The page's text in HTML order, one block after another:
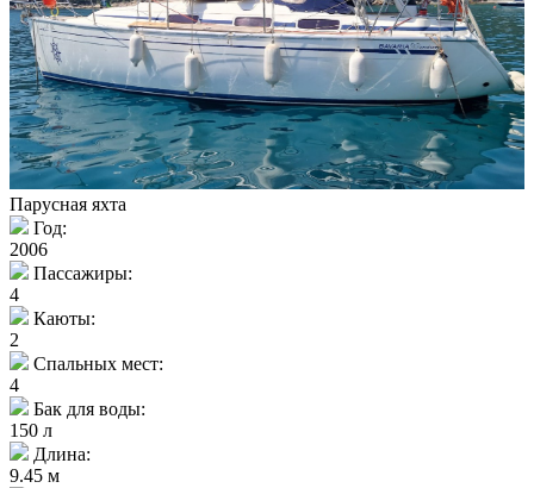
Парусная яхта
Год:
2006
Пассажиры:
4
Каюты:
2
Спальных мест:
4
Бак для воды:
150 л
Длина:
9.45 м